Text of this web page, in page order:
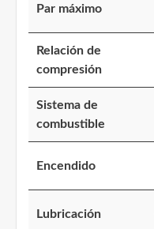
Par máximo
Relación de
compresión
Sistema de
combustible
Encendido
Lubricación